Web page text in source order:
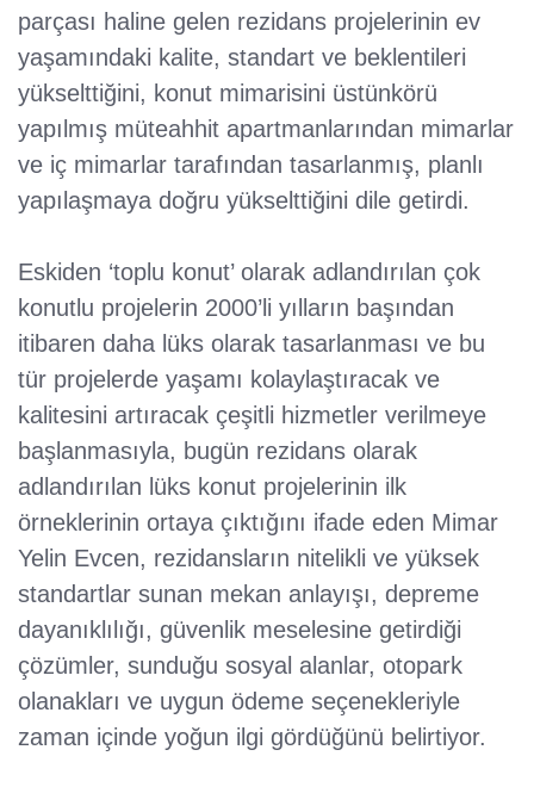
parçası haline gelen rezidans projelerinin ev
yaşamındaki kalite, standart ve beklentileri
yükselttiğini, konut mimarisini üstünkörü
yapılmış müteahhit apartmanlarından mimarlar
ve iç mimarlar tarafından tasarlanmış, planlı
yapılaşmaya doğru yükselttiğini dile getirdi.
Eskiden ‘toplu konut’ olarak adlandırılan çok
konutlu projelerin 2000’li yılların başından
itibaren daha lüks olarak tasarlanması ve bu
tür projelerde yaşamı kolaylaştıracak ve
kalitesini artıracak çeşitli hizmetler verilmeye
başlanmasıyla, bugün rezidans olarak
adlandırılan lüks konut projelerinin ilk
örneklerinin ortaya çıktığını ifade eden Mimar
Yelin Evcen, rezidansların nitelikli ve yüksek
standartlar sunan mekan anlayışı, depreme
dayanıklılığı, güvenlik meselesine getirdiği
çözümler, sunduğu sosyal alanlar, otopark
olanakları ve uygun ödeme seçenekleriyle
zaman içinde yoğun ilgi gördüğünü belirtiyor.